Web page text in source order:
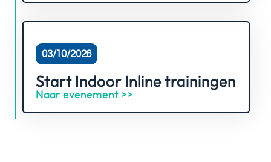
03/10/2026
Start Indoor Inline trainingen
Naar evenement >>